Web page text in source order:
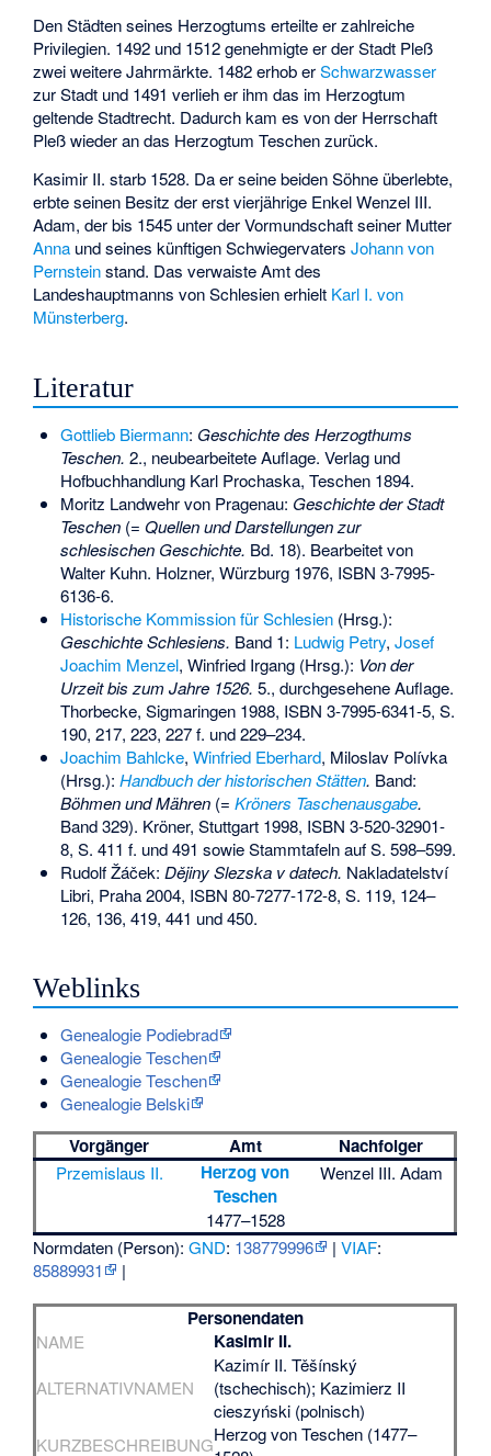
Den Städten seines Herzogtums erteilte er zahlreiche
Privilegien. 1492 und 1512 genehmigte er der Stadt Pleß
zwei weitere Jahrmärkte. 1482 erhob erSchwarzwasser
zur Stadt und 1491 verlieh er ihm das im Herzogtum
geltende Stadtrecht. Dadurch kam es von der Herrschaft
Pleß wieder an das Herzogtum Teschen zurück.
Kasimir II. starb 1528. Da er seine beiden Söhne überlebte,
erbte seinen Besitz der erst vierjährige EnkelWenzel III.
Adam, der bis 1545 unter der Vormundschaft seiner Mutter
Anna und seines künftigen SchwiegervatersJohann von
Pernsteinstand. Das verwaiste Amt des
Landeshauptmanns von Schlesien erhielt Karl I. von
Münsterberg.
Literatur
Gottlieb Biermann: Geschichte des Herzogthums
Teschen. 2., neubearbeitete Auflage. Verlag und
Hofbuchhandlung Karl Prochaska, Teschen 1894.
Moritz Landwehr von Pragenau: Geschichte der Stadt
Teschen(= Quellen und Darstellungen zur
schlesischen Geschichte. Bd. 18). Bearbeitet von
Walter Kuhn. Holzner, Würzburg 1976, ISBN 3-7995-
6136-6.
Historische Kommission für Schlesien(Hrsg.):
Geschichte Schlesiens. Band 1: Ludwig Petry, Josef
Joachim Menzel, Winfried Irgang(Hrsg.): Von der
Urzeit bis zum Jahre 1526. 5., durchgesehene Auflage.
Thorbecke, Sigmaringen 1988, ISBN 3-7995-6341-5, S.
190, 217, 223, 227 f. und 229–234.
Joachim Bahlcke, Winfried Eberhard, Miloslav Polívka
(Hrsg.): Handbuch der historischen Stätten. Band:
Böhmen und Mähren(= Kröners Taschenausgabe.
Band 329). Kröner, Stuttgart 1998, ISBN 3-520-32901-
8, S. 411 f. und 491 sowie Stammtafeln auf S. 598–599.
Rudolf Žáček: Dějiny Slezska v datech. Nakladatelství
Libri, Praha 2004, ISBN 80-7277-172-8, S. 119, 124–
126, 136, 419, 441 und 450.
Weblinks
Genealogie Podiebrad
Genealogie Teschen
Genealogie Teschen
Genealogie Belski
Vorgänger Amt Nachfolger
Przemislaus II.
Herzog von
Teschen
1477–1528
Wenzel III. Adam
Normdaten (Person):GND: 138779996 |VIAF:
85889931
|
Personendaten
NAME Kasimir II.
ALTERNATIVNAMEN
Kazimír II. Těšínský
(tschechisch); Kazimierz II
cieszyński (polnisch)
KURZBESCHREIBUNGHerzog von Teschen (1477–